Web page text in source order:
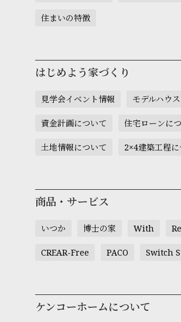
住まいの特徴
はじめよう家づくり
見学会イベント情報 モデルハウス
資金計画について 住宅ローンに
土地情報について 2×4建築工程
商品・サービス
いつか 博士の家 With
CREAR-Free PACO Switch
ケンコーホームについて